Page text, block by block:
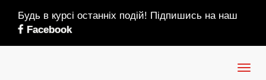
Будь в курсі останніх подій! Підпишись на наш
Facebook